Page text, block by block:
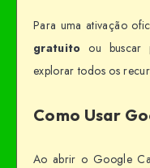
Para uma ativação
gratuito ou buscar
explorar todos os
Como Usar
Ao abrir o Google